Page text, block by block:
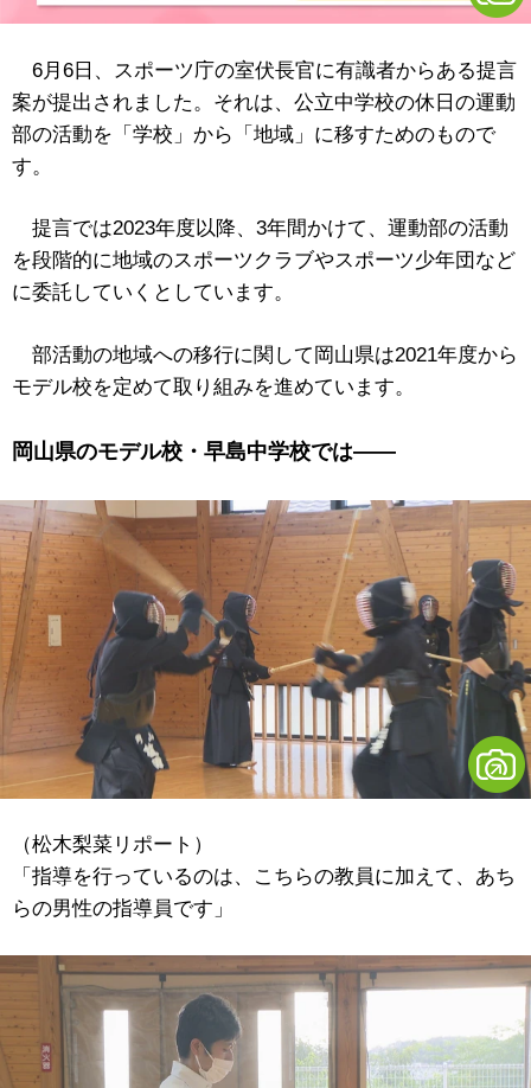
6月6日、スポーツ庁の室伏長官に有識者からある提言
案が提出されました。それは、公立中学校の休日の運動
部の活動を「学校」から「地域」に移すためのもので
す。
提言では2023年度以降、3年間かけて、運動部の活動
を段階的に地域のスポーツクラブやスポーツ少年団など
に委託していくとしています。
部活動の地域への移行に関して岡山県は2021年度から
モデル校を定めて取り組みを進めています。
岡山県のモデル校・早島中学校では――
（松木梨菜リポート）
「指導を行っているのは、こちらの教員に加えて、あち
らの男性の指導員です」